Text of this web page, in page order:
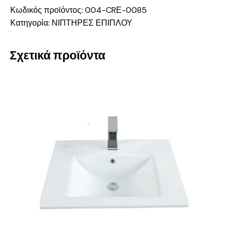
Κωδικός προϊόντος:004-CRΕ-0085
Κατηγορία: ΝΙΠΤΗΡΕΣ ΕΠΙΠΛΟΥ
Σχετικά προϊόντα